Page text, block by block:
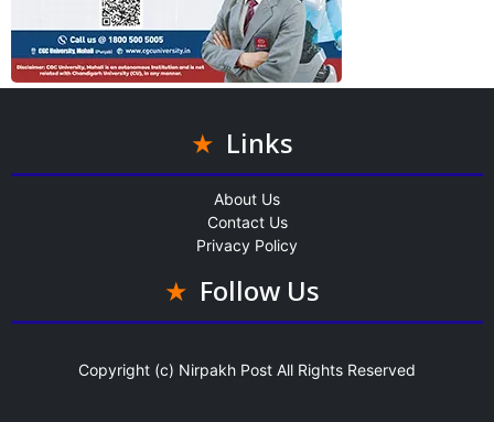
Links
About Us
Contact Us
Privacy Policy
Follow Us
Copyright (c) Nirpakh Post All Rights Reserved